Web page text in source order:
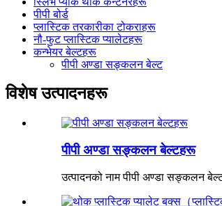
पीपी बोर्ड
प्लास्टिक तरकारीका टोकराहरू
नौ-फुट प्लास्टिक प्यालेटहरू
कन्भेयर बेल्टहरू
पीपी अण्डा सङ्कलन बेल्ट
विशेष उत्पादनहरू
पीपी अण्डा सङ्कलन बेल्टहरू
उत्पादनको नाम पीपी अण्डा सङ्कलन